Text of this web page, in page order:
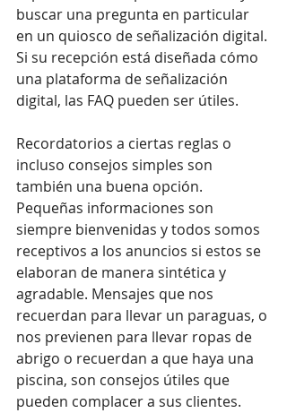
buscar una pregunta en particular
en un quiosco de señalización digital.
Si su recepción está diseñada cómo
una plataforma de señalización
digital, las FAQ pueden ser útiles.
Recordatorios a ciertas reglas o
incluso consejos simples son
también una buena opción.
Pequeñas informaciones son
siempre bienvenidas y todos somos
receptivos a los anuncios si estos se
elaboran de manera sintética y
agradable. Mensajes que nos
recuerdan para llevar un paraguas, o
nos previenen para llevar ropas de
abrigo o recuerdan a que haya una
piscina, son consejos útiles que
pueden complacer a sus clientes.